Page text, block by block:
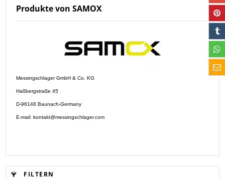
Produkte von SAMOX
Messingschlager GmbH & Co. KG
Haßbergstraße 45
D-96148 Baunach-Germany
E-mail: kontakt@messingschlager.com
FILTERN